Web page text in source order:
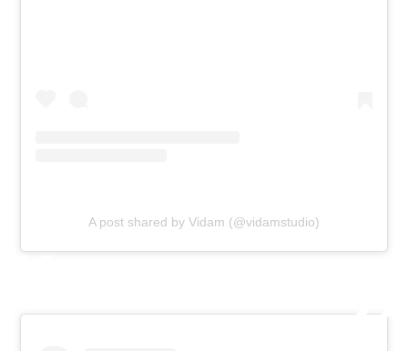
A post shared by Vidam (@vidamstudio)